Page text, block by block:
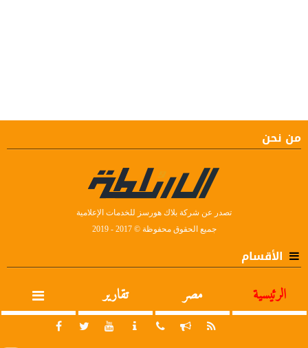
من نحن
تصدر عن شركة بلاك هورسز للخدمات الإعلامية
جميع الحقوق محفوظة © 2017 - 2019
الأقسام
الرئيسية مصر تقارير